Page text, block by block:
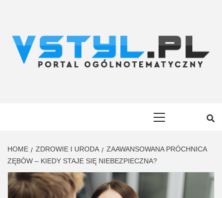
HOME ZDROWIE I URODA
ZAAWANSOWANA PRÓCHNICA
ZĘBÓW – KIEDY STAJE SIĘ NIEBEZPIECZNA?